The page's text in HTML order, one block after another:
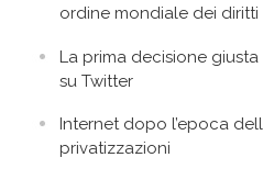
ordine mondiale dei diritti
La prima decisione giusta
su Twitter
Internet dopo l’epoca
privatizzazioni